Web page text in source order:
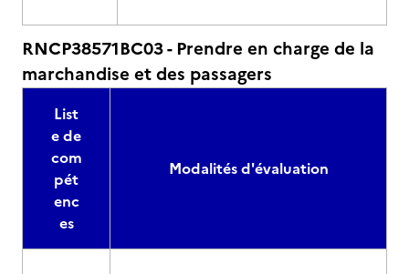
RNCP38571BC03 - Prendre en charge de la
marchandise et des passagers
List
e de
com
pét
enc
es
Modalités d'évaluation